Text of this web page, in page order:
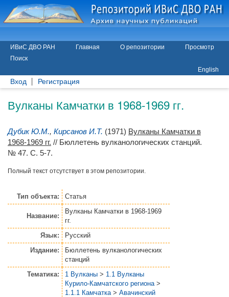
ИВиС ДВО РАН Главная О репозитории
Просмотр
Поиск
English
Вход Регистрация
Вулканы Камчатки в 1968-1969 гг.
Дубик Ю.М., Кирсанов И.Т. (1971) Вулканы Камчатки в
1968-1969 гг. // Бюллетень вулканологических станций.
№ 47. С. 5-7.
Полный текст отсутствует в этом репозитории.
Тип объекта: Статья
Название:
Вулканы Камчатки в 1968-1969
гг.
Язык:
Русский
Издание:
Бюллетень вулканологических
станций
Тематика:
1 Вулканы > 1.1 Вулканы
Курило-Камчатского региона >
1.1.1 Камчатка > Авачинский